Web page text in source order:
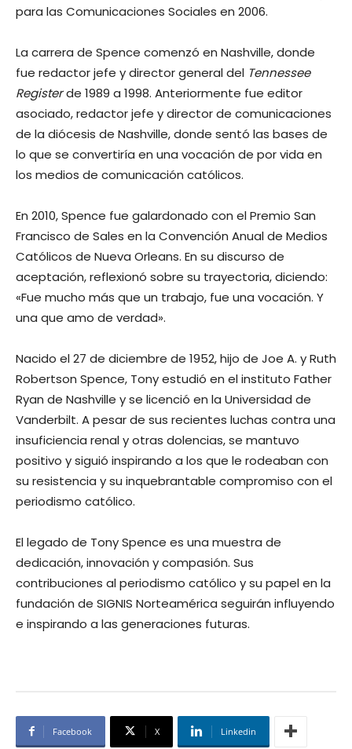
para las Comunicaciones Sociales en 2006.
La carrera de Spence comenzó en Nashville, donde
fue redactor jefe y director general del Tennessee
Registerde 1989 a 1998. Anteriormente fue editor
asociado, redactor jefe y director de comunicaciones
de la diócesis de Nashville, donde sentó las bases de
lo que se convertiría en una vocación de por vida en
los medios de comunicación católicos.
En 2010, Spence fue galardonado con el Premio San
Francisco de Sales en la Convención Anual de Medios
Católicos de Nueva Orleans. En su discurso de
aceptación, reflexionó sobre su trayectoria, diciendo:
«Fue mucho más que un trabajo, fue una vocación. Y
una que amo de verdad».
Nacido el 27 de diciembre de 1952, hijo de Joe A. y Ruth
Robertson Spence, Tony estudió en el instituto Father
Ryan de Nashville y se licenció en la Universidad de
Vanderbilt. A pesar de sus recientes luchas contra una
insuficiencia renal y otras dolencias, se mantuvo
positivo y siguió inspirando a los que le rodeaban con
su resistencia y su inquebrantable compromiso con el
periodismo católico.
El legado de Tony Spence es una muestra de
dedicación, innovación y compasión. Sus
contribuciones al periodismo católico y su papel en la
fundación de SIGNIS Norteamérica seguirán influyendo
e inspirando a las generaciones futuras.
Facebook X Linkedin